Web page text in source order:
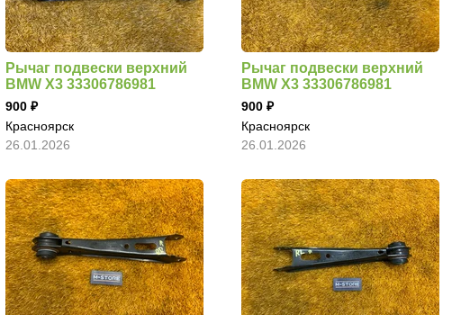
Рычаг подвески верхний
BMW X3 33306786981
900
Красноярск
26.01.2026
Рычаг подвески верхний
BMW X3 33306786981
900
Красноярск
26.01.2026